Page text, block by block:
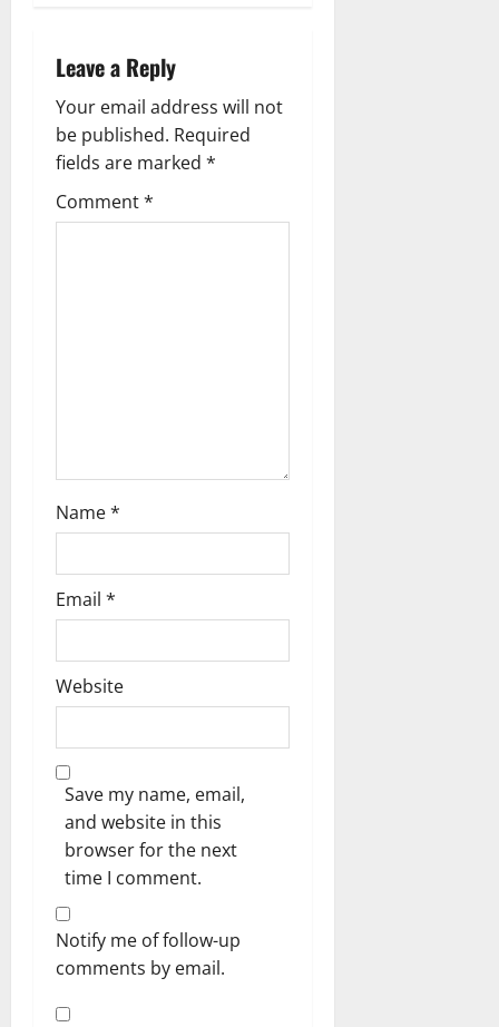
i
g
a
t
Leave a Reply
Your email address will not
be published. Required
fields are marked *
Comment*
Name*
Email *
Website
Save my name, email,
and website in this
browser for the next
time I comment.
Notify me of follow-up
comments by email.